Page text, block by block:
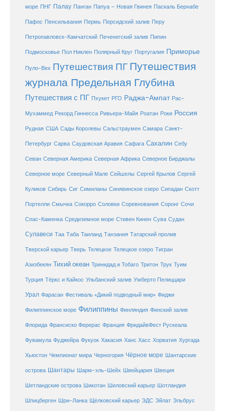
море ПНГ Палау Панган Папуа – Новая Гвинея Паскаль Бернабе
Пафос Пенсильвания Пермь Персидский залив Перу
Петропавловск-Камчатский Печенегский залив Пипин
Подмосковье Пол Никлен Полярный Круг Португалия Приморье
Пуло-Вех Путешествия ПГ Путешествия
журнала Предельная Глубина
Путешествия с ПГ Пхукет РГО Раджа-Ампат Рас-
Мухаммед Рекорд Гиннесса Ривьера-Майя Роатан Роки Россия
Рудная США Сады Королевы Сальстраумен Самара Санкт-
Петербург Сарва Саудовская Аравия Сафага Сахалин Себу
Севан Северная Америка Северная Африка Северное Бирджалы
Северное море Северный Мале Сейшелы Сергей Крылов Сергей
Куликов Сибирь Сиг Симиланы Синявинское озеро Сипадан Скотт
Портелли Смычка Сокорро Соловки Соревнования Соронг Сочи
Спас-Каменка Средиземное море Стивен Кинен Сува Судан
Сулавеси Таа Таба Таиланд Танзания Татарский пролив
Тверской карьер Тверь Телецкое Телецкое озеро Тигран
Азизбекян Тихий океан Тринидад и Тобаго Тритон Трук Туим
Турция Тёркс и Кайкос Ульбанский залив Умберто Пелиццари
Урал Фарасан Фестиваль «Дикий подводный мир» Фиджи
Филиппинское море Филиппины Финляндия Финский залив
Флорида Франсиско Ферерас Франция ФридайвФест Рускеала
Фувамула Фуджейра Фукуок Хакасия Ханс Хасс Хорватия Хургада
Хьюстон Чемпионат мира Черногория Чёрное море Шантарские
острова Шантары Шарм-эль-Шейх Швейцария Швеция
Шетландские острова Шикотан Шиловский карьер Шотландия
Шпицберген Шри-Ланка Щёлковский карьер ЭДС Эйлат Эльбрус